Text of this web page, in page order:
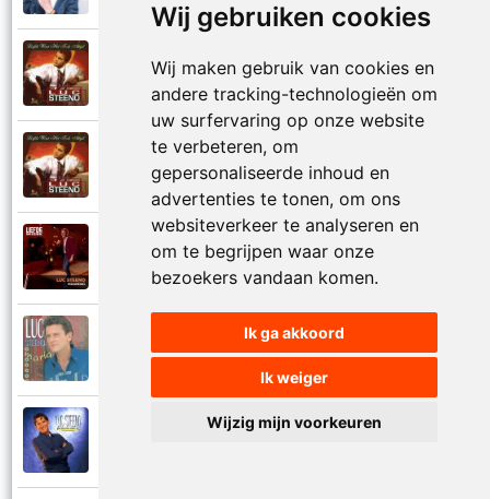
Wij gebruiken cookies
Wij maken gebruik van cookies en
andere tracking-technologieën om
uw surfervaring op onze website
te verbeteren, om
gepersonaliseerde inhoud en
advertenties te tonen, om ons
websiteverkeer te analyseren en
om te begrijpen waar onze
bezoekers vandaan komen.
Ik ga akkoord
Ik weiger
Wijzig mijn voorkeuren
Luc Steeno
Liefde op het eerste zicht
Luc Steeno
Liefde wint het toch altijd
Luc Steeno
Maandag